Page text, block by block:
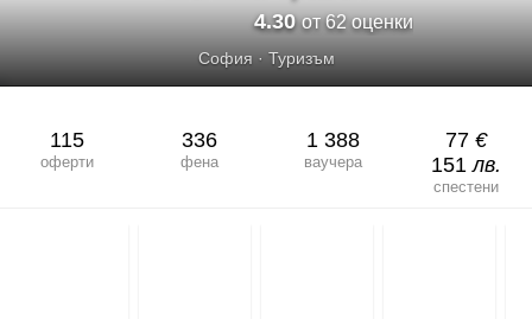
4.30от 62 оценки
София· Туризъм
115
оферти
336
фена
1 388
ваучера
77 €
151лв.
спестени